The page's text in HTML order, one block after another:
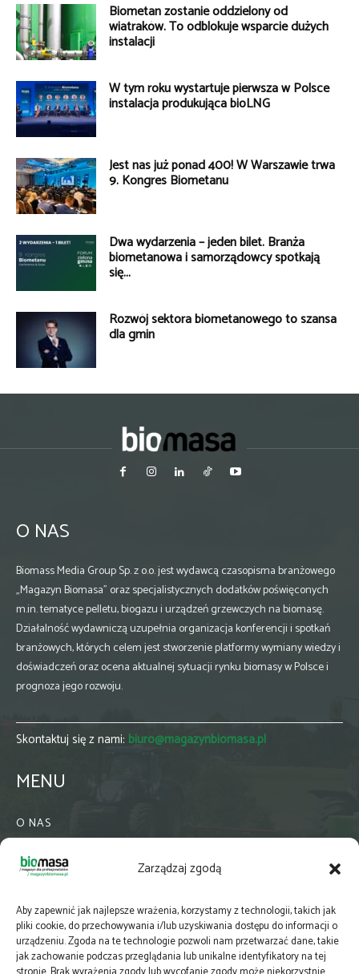
Zarządzaj zgodą
Aby zapewnić jak najlepsze wrażenia, korzystamy z technologii, takich jak
pliki cookie, do przechowywania i/lub uzyskiwania dostępu do informacji o
urządzeniu. Zgoda na te technologie pozwoli nam przetwarzać dane, takie
jak zachowanie podczas przeglądania lub unikalne identyfikatory na tej
Biometan zostanie oddzielony od
wiatraków. To odblokuje wsparcie dużych
instalacji
W tym roku wystartuje pierwsza w Polsce
instalacja produkująca bioLNG
Jest nas już ponad 400! W Warszawie trwa
9. Kongres Biometanu
Dwa wydarzenia – jeden bilet. Branża
biometanowa i samorządowcy spotkają
się...
Rozwój sektora biometanowego to szansa
dla gmin
O NAS
Biomass Media Group Sp. z o.o. jest wydawcą czasopisma branżowego
„Magazyn Biomasa” oraz specjalistycznych dodatków poświęconych
m.in. tematyce pelletu, biogazu i urządzeń grzewczych na biomasę.
Działalność wydawniczą uzupełnia organizacja konferencji i spotkań
branżowych, których celem jest stworzenie platformy wymiany wiedzy i
doświadczeń oraz ocena aktualnej sytuacji rynku biomasy w Polsce i
prognoza jego rozwoju.
Skontaktuj się z nami: biuro@magazynbiomasa.pl
MENU
O NAS
WSPÓŁPRACA
PRENUMERATA
NEWSLETTER
MAPY